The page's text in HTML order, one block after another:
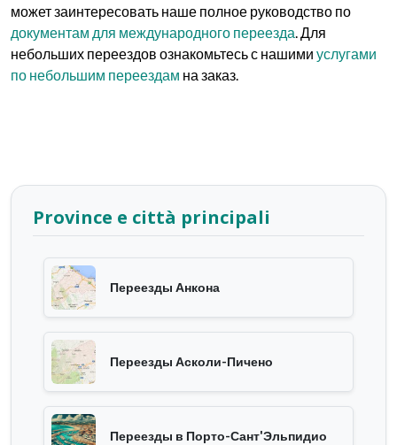
может заинтересовать наше полное руководство по
документам для международного переезда. Для
небольших переездов ознакомьтесь с нашими услугами
по небольшим переездам на заказ.
Province e città principali
Переезды Анкона
Переезды Асколи-Пичено
Переезды в Порто-Сант'Эльпидио